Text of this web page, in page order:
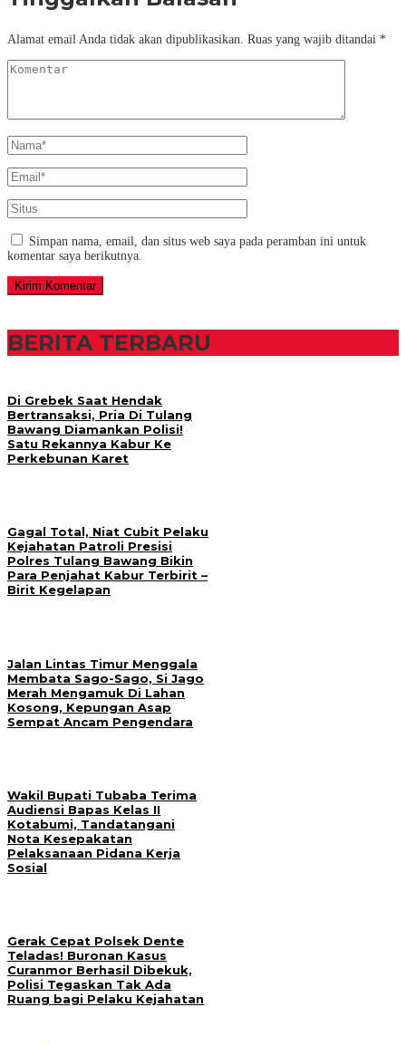
Alamat email Anda tidak akan dipublikasikan. Ruas yang wajib ditandai *
Simpan nama, email, dan situs web saya pada peramban ini untuk
komentar saya berikutnya.
BERITA TERBARU
Di Grebek Saat Hendak
Bertransaksi, Pria Di Tulang
Bawang Diamankan Polisi!
Satu Rekannya Kabur Ke
Perkebunan Karet
Gagal Total, Niat Cubit Pelaku
Kejahatan Patroli Presisi
Polres Tulang Bawang Bikin
Para Penjahat Kabur Terbirit –
Birit Kegelapan
Jalan Lintas Timur Menggala
Membata Sago-Sago, Si Jago
Merah Mengamuk Di Lahan
Kosong, Kepungan Asap
Sempat Ancam Pengendara
Wakil Bupati Tubaba Terima
Audiensi Bapas Kelas II
Kotabumi, Tandatangani
Nota Kesepakatan
Pelaksanaan Pidana Kerja
Sosial
Gerak Cepat Polsek Dente
Teladas! Buronan Kasus
Curanmor Berhasil Dibekuk,
Polisi Tegaskan Tak Ada
Ruang bagi Pelaku Kejahatan